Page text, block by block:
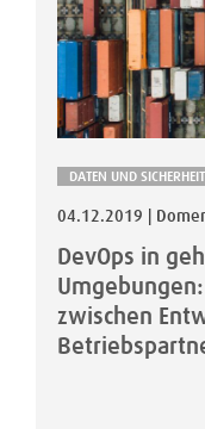
DATEN UND SICHERHEIT
04.12.2019 |
DevOps in
zwischen